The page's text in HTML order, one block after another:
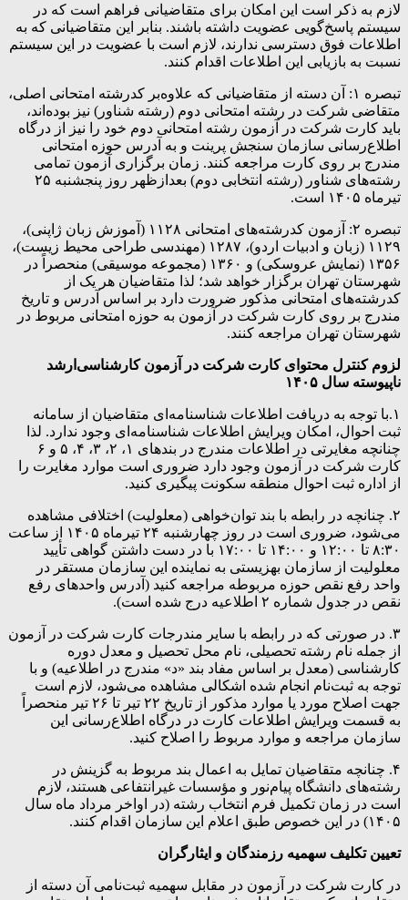
لازم به ذکر است این امکان برای متقاضیانی فراهم است که در
سیستم پاسخ‌گویی عضویت داشته باشند. بنابر این متقاضیانی که به
اطلاعات فوق دسترسی ندارند، لازم است با عضویت در این سیستم
نسبت به بازیابی این اطلاعات اقدام کنند.
تبصره ۱: آن دسته از متقاضیانی که علاوه‌بر کدرشته امتحانی اصلی،
متقاضی شرکت در رشته امتحانی دوم (رشته‌ شناور) نیز بوده‌اند،
باید کارت شرکت در آزمون رشته امتحانی دوم خود را نیز از درگاه
اطلاع‌رسانی سازمان سنجش پرینت و به آدرس حوزه امتحانی
مندرج بر روی کارت مراجعه کنند. زمان برگزاری آزمون تمامی
رشته‌های شناور (رشته انتخابی دوم) بعدازظهر روز پنجشنبه ۲۵
تیرماه ۱۴۰۵ است.
تبصره ۲: آزمون‌ کدرشته‌های امتحانی ۱۱۲۸ (آموزش زبان ژاپنی)،
۱۱۲۹ (زبان و ادبیات اردو)، ۱۲۸۷ (مهندسی طراحی محیط زیست)،
۱۳۵۶ (نمایش عروسکی) و ‌۱۳۶۰ (مجموعه موسیقی‌) منحصراً در
شهرستان تهران‌ برگزار خواهد شد؛ لذا متقاضیان هر یک از
کدرشته‌های امتحانی مذکور ضرورت‌ دارد بر اساس‌ آدرس و تاریخ
مندرج بر روی کارت شرکت در آزمون به حوزه امتحانی مربوط در
شهرستان تهران مراجعه کنند.
لزوم کنترل محتوای کارت شرکت در آزمون‌ کارشناسی‌ارشد
ناپیوسته‌ سال‌ ۱۴۰۵
۱.با توجه به دریافت اطلاعات شناسنامه‌ای متقاضیان از سامانه
ثبت احوال، امکان ویرایش اطلاعات شناسنامه‌ای وجود ندارد. لذا
چنانچه مغایرتی در اطلاعات مندرج در بندهای ۱، ۲، ۳، ۴، ۵ و ۶
کارت شرکت در آزمون وجود دارد ضروری است موارد مغایرت را
از اداره ثبت احوال منطقه سکونت پیگیری کنید.
۲. چنانچه‌ در رابطه با بند توان‌خواهی (معلولیت) اختلافی مشاهده
می‌شود، ضروری است در روز چهارشنبه ۲۴ تیرماه ۱۴۰۵ از ساعت
۸:۳۰ تا ۱۲:۰۰ و ۱۴:۰۰ تا ۱۷:۰۰ با در دست داشتن گواهی تأیید
معلولیت از سازمان بهزیستی به نماینده این سازمان مستقر در
واحد رفع نقص حوزه مربوطه مراجعه کنید (آدرس واحدهای رفع
نقص در جدول شماره ۲ اطلاعیه درج شده است).
۳. در صورتی که‌ در رابطه‌ با سایر مندرجات‌ کارت شرکت در آزمون
از جمله نام رشته تحصیلی، نام محل تحصیل و معدل دوره
کارشناسی (معدل بر اساس مفاد بند «د‍» مندرج در اطلاعیه) و با
توجه‌ به‌ ثبت‌نام انجام شده اشکالی‌ مشاهده‌ می‌شود، لازم است
جهت اصلاح مورد یا موارد مذکور از تاریخ ۲۲ تیر تا ۲۶ تیر منحصراً
به قسمت ویرایش اطلاعات کارت در درگاه اطلاع‌رسانی این
سازمان مراجعه و موارد مربوط را اصلاح کنید.
۴. چنانچه متقاضیان تمایل به اعمال بند مربوط به گزینش در
رشته‌های دانشگاه پیام‌نور و مؤسسات غیرانتفاعی هستند، لازم
است در زمان تکمیل فرم انتخاب رشته (در اواخر مرداد ماه سال
۱۴۰۵) در این خصوص طبق اعلام این سازمان اقدام کنند.
تعیین تکلیف سهمیه رزمندگان و ایثارگران
در کارت شرکت در آزمون در مقابل سهمیه‌ ثبت‌نامی‌ آن دسته از